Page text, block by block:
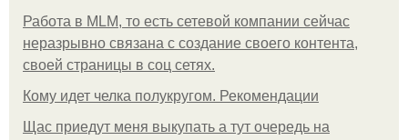
Работа в MLM, то есть сетевой компании сейчас
неразрывно связана с создание своего контента,
своей страницы в соц сетях.
Кому идет челка полукругом. Рекомендации
Щас приедут меня выкупать а тут очередь на